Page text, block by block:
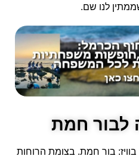
לנו שם.
לבור חמת
בוויז: בור חמת. בצומת הרוחות